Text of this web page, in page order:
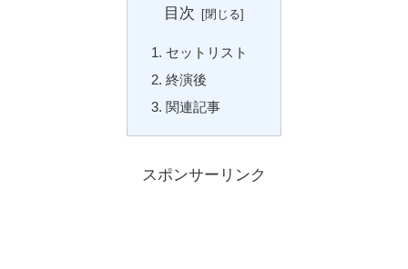
目次
セットリスト
終演後
関連記事
スポンサーリンク